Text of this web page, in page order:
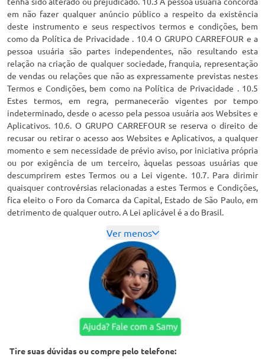
em não fazer qualquer anúncio público a respeito da existência
deste instrumento e seus respectivos termos e condições, bem
como da Política de Privacidade . 10.4 O GRUPO CARREFOUR e a
pessoa usuária são partes independentes, não resultando esta
relação na criação de qualquer sociedade, franquia, representação
de vendas ou relações que não as expressamente previstas nestes
Termos e Condições, bem como na Política de Privacidade . 10.5
Estes termos, em regra, permanecerão vigentes por tempo
indeterminado, desde o acesso pela pessoa usuária aos Websites e
Aplicativos. 10.6. O GRUPO CARREFOUR se reserva o direito de
recusar ou retirar o acesso aos Websites e Aplicativos, a qualquer
momento e sem necessidade de prévio aviso, por iniciativa própria
ou por exigência de um terceiro, àquelas pessoas usuárias que
descumprirem estes Termos ou a Lei vigente. 10.7. Para dirimir
quaisquer controvérsias relacionadas a estes Termos e Condições,
fica eleito o Foro da Comarca da Capital, Estado de São Paulo, em
detrimento de qualquer outro. A Lei aplicável é a do Brasil.
Ver menos
Tire suas dúvidas ou compre pelo telefone: